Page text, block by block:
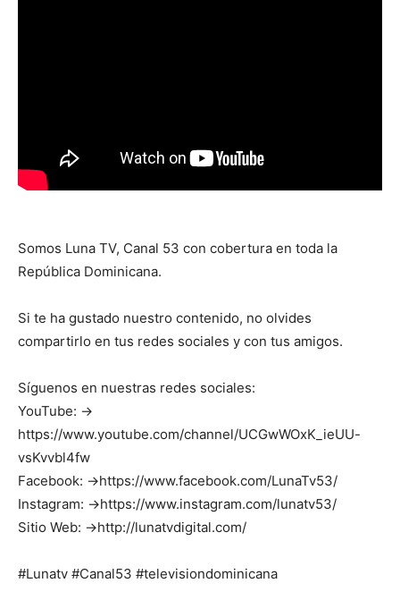
Somos Luna TV, Canal 53 con cobertura en toda la
República Dominicana.
Si te ha gustado nuestro contenido, no olvides
compartirlo en tus redes sociales y con tus amigos.
Síguenos en nuestras redes sociales:
YouTube: →
https://www.youtube.com/channel/UCGwWOxK_ieUU-
vsKvvbl4fw
Facebook: →https://www.facebook.com/LunaTv53/
Instagram: →https://www.instagram.com/lunatv53/
Sitio Web: →http://lunatvdigital.com/
#Lunatv #Canal53 #televisiondominicana